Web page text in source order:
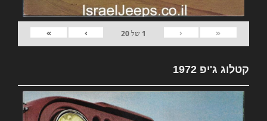
«
‹
1 של20
›
»
קטלוג ג'יפ 1972